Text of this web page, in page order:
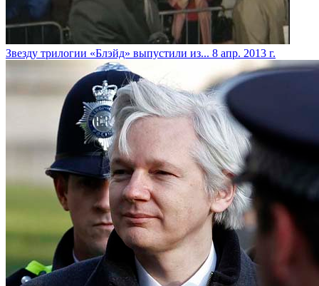
Звезду трилогии «Блэйд» выпустили из... 8 апр. 2013 г.